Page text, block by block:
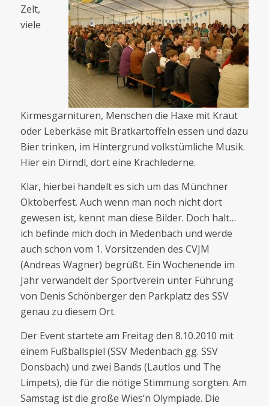
Zelt,
viele
Kirmesgarnituren, Menschen die Haxe mit Kraut
oder Leberkäse mit Bratkartoffeln essen und dazu
Bier trinken, im Hintergrund volkstümliche Musik.
Hier ein Dirndl, dort eine Krachlederne.
Klar, hierbei handelt es sich um das Münchner
Oktoberfest. Auch wenn man noch nicht dort
gewesen ist, kennt man diese Bilder. Doch halt…
ich befinde mich doch in Medenbach und werde
auch schon vom 1. Vorsitzenden des CVJM
(Andreas Wagner) begrüßt. Ein Wochenende im
Jahr verwandelt der Sportverein unter Führung
von Denis Schönberger den Parkplatz des SSV
genau zu diesem Ort.
Der Event startete am Freitag den 8.10.2010 mit
einem Fußballspiel (SSV Medenbach gg. SSV
Donsbach) und zwei Bands (Lautlos und The
Limpets), die für die nötige Stimmung sorgten. Am
Samstag ist die große Wies‘n Olympiade. Die